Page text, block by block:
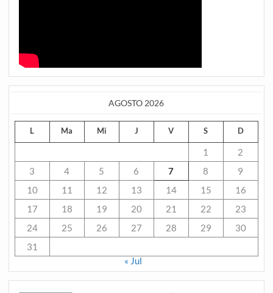
AGOSTO 2026
L Ma Mi J V S D
1
2
3
4 5 6 7 8
9
10
11 12 13 14 15
16
17
18 19 20 21 22
23
24
25 26 27 28 29
30
31
« Jul